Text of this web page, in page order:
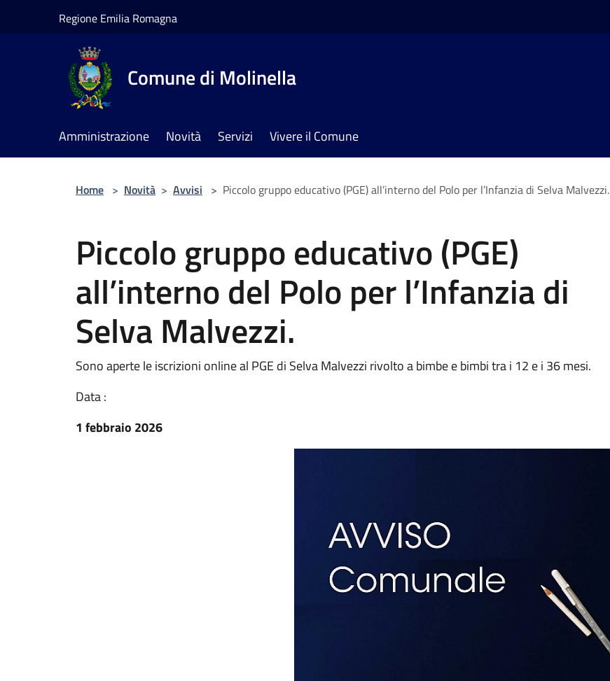
Regione Emilia Romagna
Comune di Molinella
Amministrazione Novità Servizi Vivere il Comune
Home > Novità > Avvisi > Piccolo gruppo educativo (PGE) all’interno del Polo per l’Infanzia di Selva Malvezzi.
Piccolo gruppo educativo (PGE)
all’interno del Polo per l’Infanzia di
Selva Malvezzi.
Sono aperte le iscrizioni online al PGE di Selva Malvezzi rivolto a bimbe e bimbi tra i 12 e i 36 mesi.
Data :
1 febbraio 2026